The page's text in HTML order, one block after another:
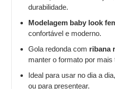
durabilidade.
Modelagem baby look
confortável e moderno.
Gola redonda com ribana
manter o formato por mais
Ideal para usar no dia a
ou para presentear.